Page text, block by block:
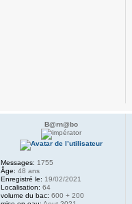
B@rn@bo
Messages: 1755
Âge: 48 ans
Enregistré le: 19/02/2021
Localisation: 64
volume du bac: 600 + 200